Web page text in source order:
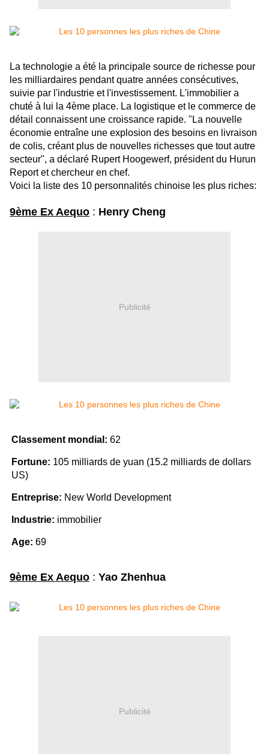
La technologie a été la principale source de richesse pour
les milliardaires pendant quatre années consécutives,
suivie par l'industrie et l'investissement. L'immobilier a
chuté à lui la 4ème place. La logistique et le commerce de
détail connaissent une croissance rapide. "La nouvelle
économie entraîne une explosion des besoins en livraison
de colis, créant plus de nouvelles richesses que tout autre
secteur", a déclaré Rupert Hoogewerf, président du Hurun
Report et chercheur en chef.
Voici la liste des 10 personnalités chinoise les plus riches:
9ème Ex Aequo : Henry Cheng
Publicité
Classement mondial: 62
Fortune: 105 milliards de yuan (15.2 milliards de dollars
US)
Entreprise: New World Development
Industrie: immobilier
Age: 69
9ème Ex Aequo : Yao Zhenhua
Publicité